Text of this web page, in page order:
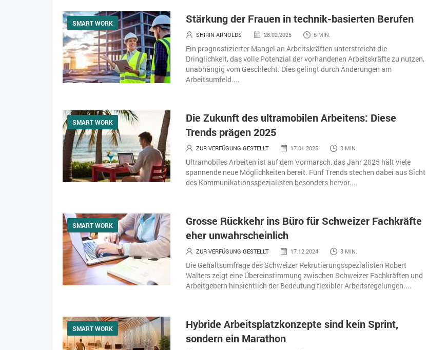
SMART WORK Stärkung der Frauen in technik-basierten Berufen
SHIRIN ARNOLDS 28.02.2025 5 MIN.
Ein prognostizierter Mangel an Arbeitskräften unterstreicht die
Dringlichkeit, das volle Potenzial der vorhandenen Arbeitskräfte zu nutzen,
unabhängig vom Geschlecht. Dies gelingt durch Änderungen am
Arbeitsumfeld....
SMART WORK
Die Zukunft des ultramobilen Arbeitens: Diese
Trends prägen 2025
ZUR VERFÜGUNG GESTELLT 17.01.2025 3 MIN.
Ultramobiles Arbeiten ist auf dem Vormarsch, das Jahr 2025 hält viele
spannende neue Möglichkeiten bereit. Fünf Trends stechen dabei aus Sicht
des Kommunikationsspezialisten besonders hervor....
SMART WORK
Grosse Rückkehr ins Büro für Schweizer Fachkräfte
eher unwahrscheinlich
ZUR VERFÜGUNG GESTELLT 17.12.2024 3 MIN.
Die Gehaltsumfrage des Schweizer Rekrutierungsspezialisten Robert
Walters zeigt eine Übereinstimmung zwischen Schweizer Fachkräften und
Arbeitgebern hinsichtlich der Bedeutung flexibler Arbeitsregelungen....
SMART WORK
Hybride Arbeitsplatzkonzepte sind kein Sprint,
sondern ein Marathon